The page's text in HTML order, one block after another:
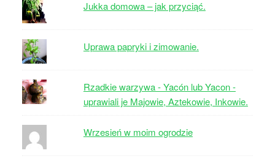
Jukka domowa – jak przyciąć.
Uprawa papryki i zimowanie.
Rzadkie warzywa - Yacón lub Yacon -
uprawiali je Majowie, Aztekowie, Inkowie.
Wrzesień w moim ogrodzie